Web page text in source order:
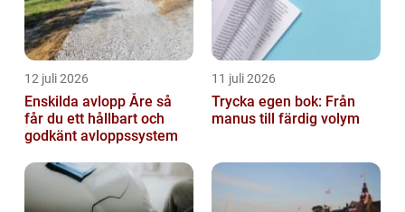
12 juli 2026
Enskilda avlopp Åre så
får du ett hållbart och
godkänt avloppssystem
11 juli 2026
Trycka egen bok: Från
manus till färdig volym